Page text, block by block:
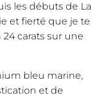
les débuts de La
et fierté que je te
carats sur une
bleu marine,
et de